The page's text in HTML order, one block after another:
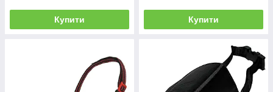
Купити Купити